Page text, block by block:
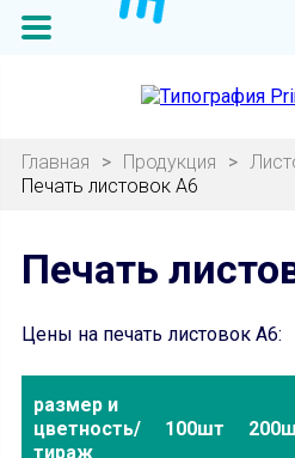
Главная > Продукция >
Печать листовок А6
Печать
Цены на печать листовок А6:
размер и
цветность/
тираж
100шт